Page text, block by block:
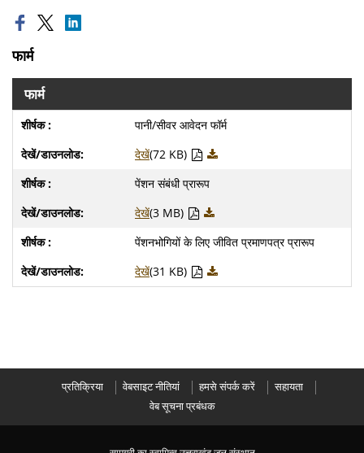
फार्म
फार्म
पानी/सीवर आवेदन फॉर्म
देखें(72 KB)
पेंशन संबंधी प्रारूप
देखें(3 MB)
पेंशनभोगियों के लिए जीवित प्रमाणपत्र प्रारूप
देखें(31 KB)
प्रतिक्रिया वेबसाइट नीतियां हमसे संपर्क करें
सहायता
वेब सूचना प्रबंधक